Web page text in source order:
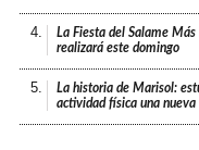
4.
La Fiesta del Salame
realizará este domingo
5.
La historia de Marisol:
actividad física una nueva